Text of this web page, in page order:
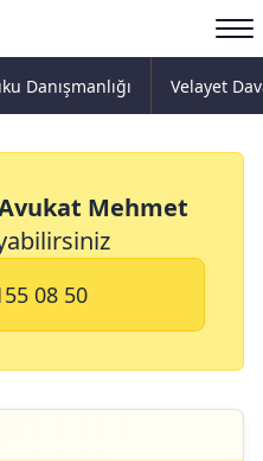
Danışmanlığı Velayet
Mehmet
08 50